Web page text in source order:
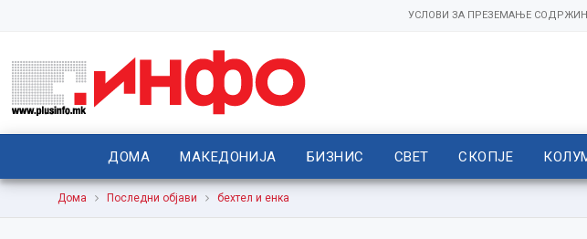
УСЛОВИ ЗА ПРЕЗЕМАЊЕ
ДОМА МАКЕДОНИЈА БИЗНИС СВЕТ СКОПЈЕ
Дома Последни објави бехтел и енка